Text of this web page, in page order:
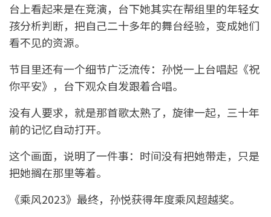
台上看起来是在竞演，台下她其实在帮组里的年轻女
孩分析判断，把自己二十多年的舞台经验，变成她们
看不见的资源。
节目里还有一个细节广泛流传：孙悦一上台唱起《祝
你平安》，台下观众自发跟着合唱。
没有人要求，就是那首歌太熟了，旋律一起，三十年
前的记忆自动打开。
这个画面，说明了一件事：时间没有把她带走，只是
把她搁在那里等着。
《乘风2023》最终，孙悦获得年度乘风超越奖。